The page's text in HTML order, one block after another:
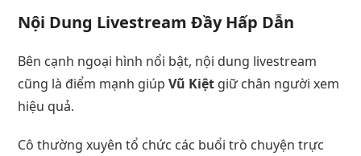
Nội Dung Livestream Đầy Hấp Dẫn
Bên cạnh ngoại hình nổi bật, nội dung livestream
cũng là điểm mạnh giúpVũ Kiệt giữ chân người xem
hiệu quả.
Cô thường xuyên tổ chức các buổi trò chuyện trực